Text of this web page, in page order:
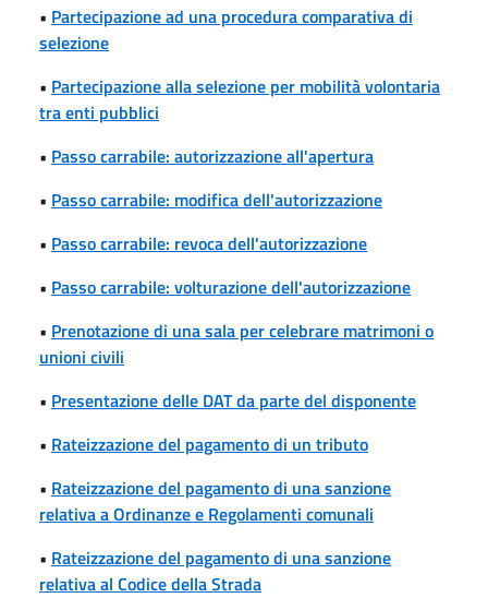
• Partecipazione ad una procedura comparativa di
selezione
• Partecipazione alla selezione per mobilità volontaria
tra enti pubblici
• Passo carrabile: autorizzazione all'apertura
• Passo carrabile: modifica dell'autorizzazione
• Passo carrabile: revoca dell'autorizzazione
• Passo carrabile: volturazione dell'autorizzazione
• Prenotazione di una sala per celebrare matrimoni o
unioni civili
• Presentazione delle DAT da parte del disponente
• Rateizzazione del pagamento di un tributo
• Rateizzazione del pagamento di una sanzione
relativa a Ordinanze e Regolamenti comunali
• Rateizzazione del pagamento di una sanzione
relativa al Codice della Strada